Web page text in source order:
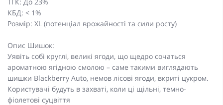
КБД: < 1%
Розмір: XL (потенціал врожайності та сили росту)
Опис Шишок:
Уявіть собі круглі, великі ягоди, що щедро сочаться
ароматною ягідною смолою – саме такими виглядають
шишки Blackberry Auto, немов лісові ягоди, вкриті цукром.
Користувачі будуть в захваті, коли ці щільні, темно-
фіолетові суцвіття